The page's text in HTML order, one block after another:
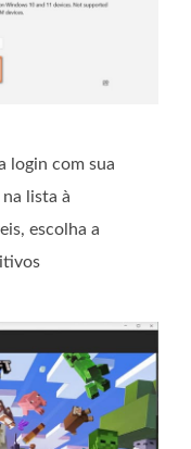
login com sua
lista à
escolha a